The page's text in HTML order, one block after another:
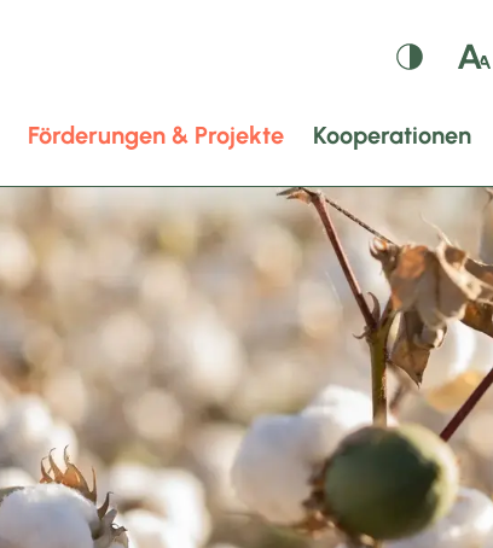
Förderungen & Projekte Kooperationen